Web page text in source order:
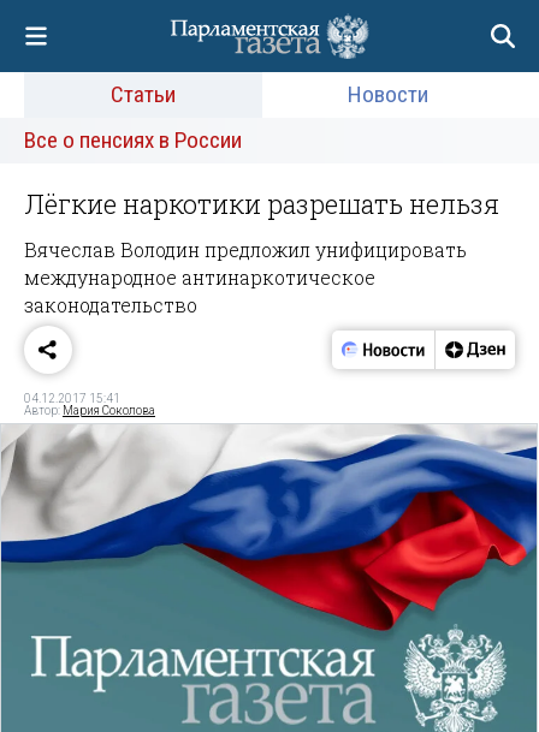
Статьи
Новости
Все о пенсиях в России
Лёгкие наркотики разрешать нельзя
Вячеслав Володин предложил унифицировать
международное антинаркотическое
законодательство
04.12.2017 15:41
Автор: Мария Соколова